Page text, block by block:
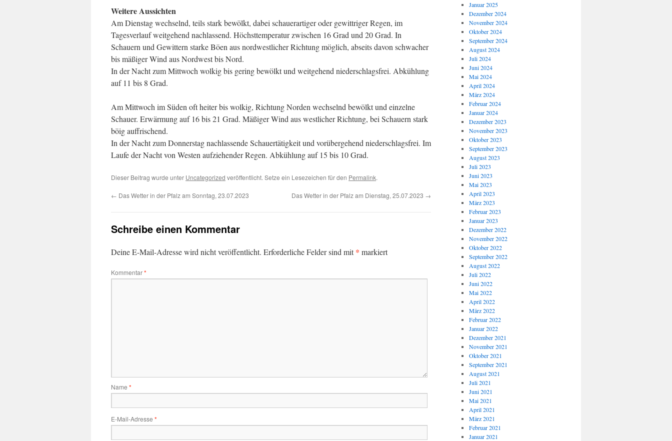
Weitere Aussichten
Am Dienstag wechselnd, teils stark bewölkt, dabei schauerartiger oder gewittriger Regen, im
Tagesverlauf weitgehend nachlassend. Höchsttemperatur zwischen 16 Grad und 20 Grad. In
Schauern und Gewittern starke Böen aus nordwestlicher Richtung möglich, abseits davon schwacher
bis mäßiger Wind aus Nordwest bis Nord.
In der Nacht zum Mittwoch wolkig bis gering bewölkt und weitgehend niederschlagsfrei. Abkühlung
auf 11 bis 8 Grad.
Am Mittwoch im Süden oft heiter bis wolkig, Richtung Norden wechselnd bewölkt und einzelne
Schauer. Erwärmung auf 16 bis 21 Grad. Mäßiger Wind aus westlicher Richtung, bei Schauern stark
böig auffrischend.
In der Nacht zum Donnerstag nachlassende Schauertätigkeit und vorübergehend niederschlagsfrei. Im
Laufe der Nacht von Westen aufziehender Regen. Abkühlung auf 15 bis 10 Grad.
Dieser Beitrag wurde unter Uncategorized veröffentlicht. Setze ein Lesezeichen für den Permalink.
← Das Wetter in der Pfalz am Sonntag, 23.07.2023 Das Wetter in der Pfalz am Dienstag, 25.07.2023 →
Schreibe einen Kommentar
Deine E-Mail-Adresse wird nicht veröffentlicht. Erforderliche Felder sind mit* markiert
Kommentar*
Name *
E-Mail-Adresse *
Januar 2025
Dezember 2024
November 2024
Oktober 2024
September 2024
August 2024
Juli 2024
Juni 2024
Mai 2024
April 2024
März 2024
Februar 2024
Januar 2024
Dezember 2023
November 2023
Oktober 2023
September 2023
August 2023
Juli 2023
Juni 2023
Mai 2023
April 2023
März 2023
Februar 2023
Januar 2023
Dezember 2022
November 2022
Oktober 2022
September 2022
August 2022
Juli 2022
Juni 2022
Mai 2022
April 2022
März 2022
Februar 2022
Januar 2022
Dezember 2021
November 2021
Oktober 2021
September 2021
August 2021
Juli 2021
Juni 2021
Mai 2021
April 2021
März 2021
Februar 2021
Januar 2021